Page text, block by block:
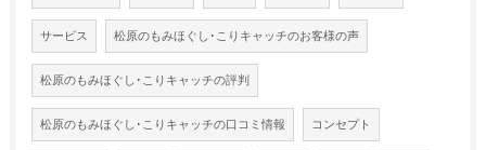
サービス 松原のもみほぐし･こりキャッチのお客様の声
松原のもみほぐし･こりキャッチの評判
松原のもみほぐし･こりキャッチの口コミ情報 コンセプト